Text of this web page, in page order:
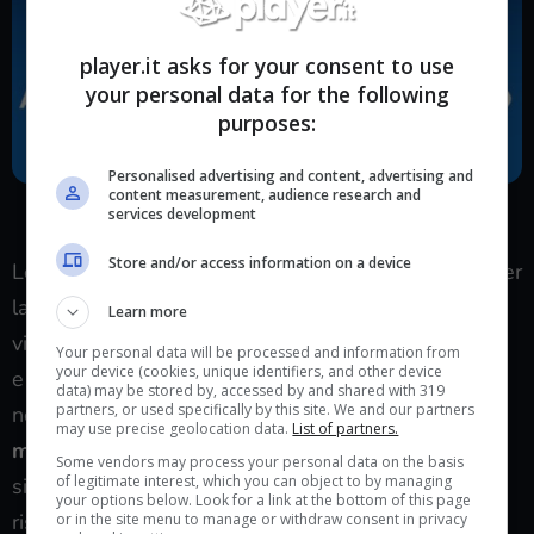
Arriva una nuova skin dello squaletto… ma non per tutti!
(player.it)
Lo squaletto Jeff è uno dei personaggi più amati, per
la sua tenerezza infinita, nonché tra i più odiati per
via della sua mossa finale, spesso ritenuta ingiusta
e in grado di svoltare l’esito di un match in men che
non si dica… ma è troppo carino! Eper tutti i Jeff-
main,
sta per arrivare una sorpresa incredibile: se
siete abbonati a qualsiasi livello del Plus, potrete
riscattareun incredibile bundle cosmeticoche
player.it asks for your consent to use
your personal data for the following
purposes:
Personalised advertising and content, advertising and
content measurement, audience research and
services development
Store and/or access information on a device
Learn more
Your personal data will be processed and information from
your device (cookies, unique identifiers, and other device
data) may be stored by, accessed by and shared with 319
partners, or used specifically by this site. We and our partners
may use precise geolocation data. List of partners.
Some vendors may process your personal data on the basis
of legitimate interest, which you can object to by managing
your options below. Look for a link at the bottom of this page
or in the site menu to manage or withdraw consent in privacy